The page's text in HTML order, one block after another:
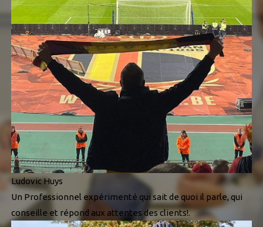
Ludovic Huys
Un Professionnel expérimenté qui sait de quoi il parle, qui
conseille et répond aux attentes des clients!.